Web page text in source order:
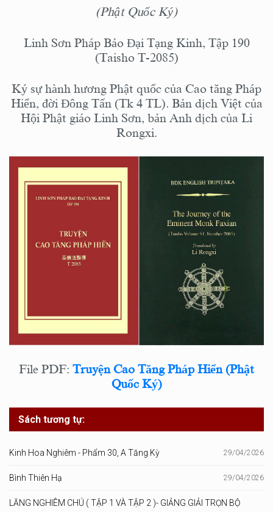
(Phật Quốc Ký)
Linh Sơn Pháp Bảo Đại Tạng Kinh, Tập 190
(Taisho T-2085)
Ký sự hành hương Phật quốc của Cao tăng Pháp
Hiển, đời Đông Tấn (Tk 4 TL). Bản dịch Việt của
Hội Phật giáo Linh Sơn, bản Anh dịch của Li
Rongxi.
File PDF: Truyện Cao Tăng Pháp Hiển (Phật
Quốc Ký)
Sách tương tự:
Kinh Hoa Nghiêm - Phẩm 30, A Tăng Kỳ 29/04/2026
Bình Thiên Hạ 29/04/2026
LĂNG NGHIÊM CHÚ ( TẬP 1 VÀ TẬP 2 )- GIẢNG GIẢI TRỌN BỘ